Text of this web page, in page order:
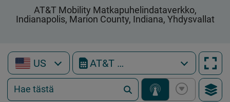
AT&T Mobility Matkapuhelindataverkko,
Indianapolis, Marion County, Indiana, Yhdysvallat
US AT&T Mobility